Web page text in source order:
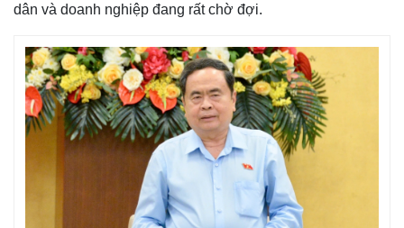
Pháp luật
Tin nóng
Tư vấn luật
Quân sự - Quốc phòng
Việt Nam
Phân tích
dân và doanh nghiệp đang rất chờ đợi.